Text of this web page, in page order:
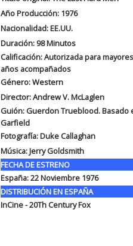
Año Producción: 1976
Nacionalidad: EE.UU.
Duración: 98Minutos
Calificación: Autorizada para
años acompañados
Género: Western
Director: Andrew V. McLaglen
Guión: Guerdon Trueblood. Basado
Garfield
Fotografía: Duke Callaghan
Música: Jerry Goldsmith
FECHA DE ESTRENO
España: 22 Noviembre 1976
DISTRIBUCIÓN EN ESPAÑA
InCine - 20Th Century Fox